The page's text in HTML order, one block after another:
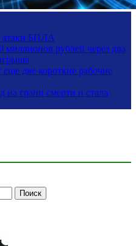
атаки БПЛА
миллионов рублей через два
две короткие рабочие
грани смерти и стала